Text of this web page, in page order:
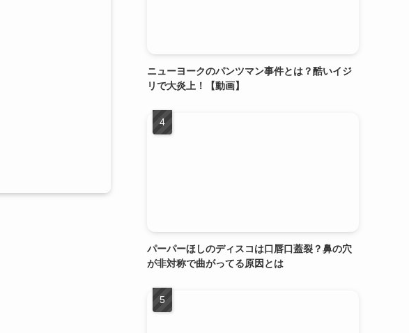
ニューヨークのパンツマン事件とは？酷いイジ
リで大炎上！【動画】
パーパーほしのディスコは口唇口蓋裂？鼻の穴
が非対称で曲がってる原因とは